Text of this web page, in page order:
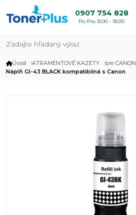
0907 754 828
Po-Pia: 8:00 - 18:00
Úvod ATRAMENTOVÉ KAZETY
pre CANON
Náplň GI-43 BLACK kompatibilná s Canon